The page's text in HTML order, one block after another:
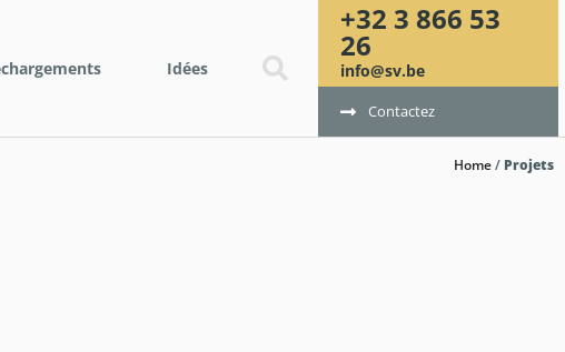
Idées
+32 3 866 53
26
info@sv.be
Contactez
Home/ Projets